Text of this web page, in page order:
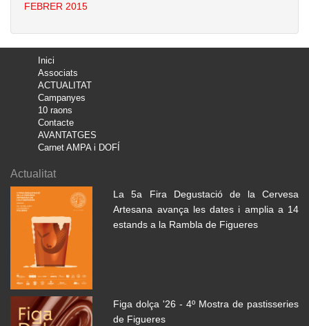
FEBRER 2015
Inici
Associats
ACTUALITAT
Campanyes
10 raons
Contacte
AVANTATGES
Carnet AMPA i DOFÍ
Actualitat
La 5a Fira Degustació de la Cervesa
Artesana avança les dates i amplia a 14
estands a la Rambla de Figueres
Figa dolça '26 - 4º Mostra de pastisseries
de Figueres